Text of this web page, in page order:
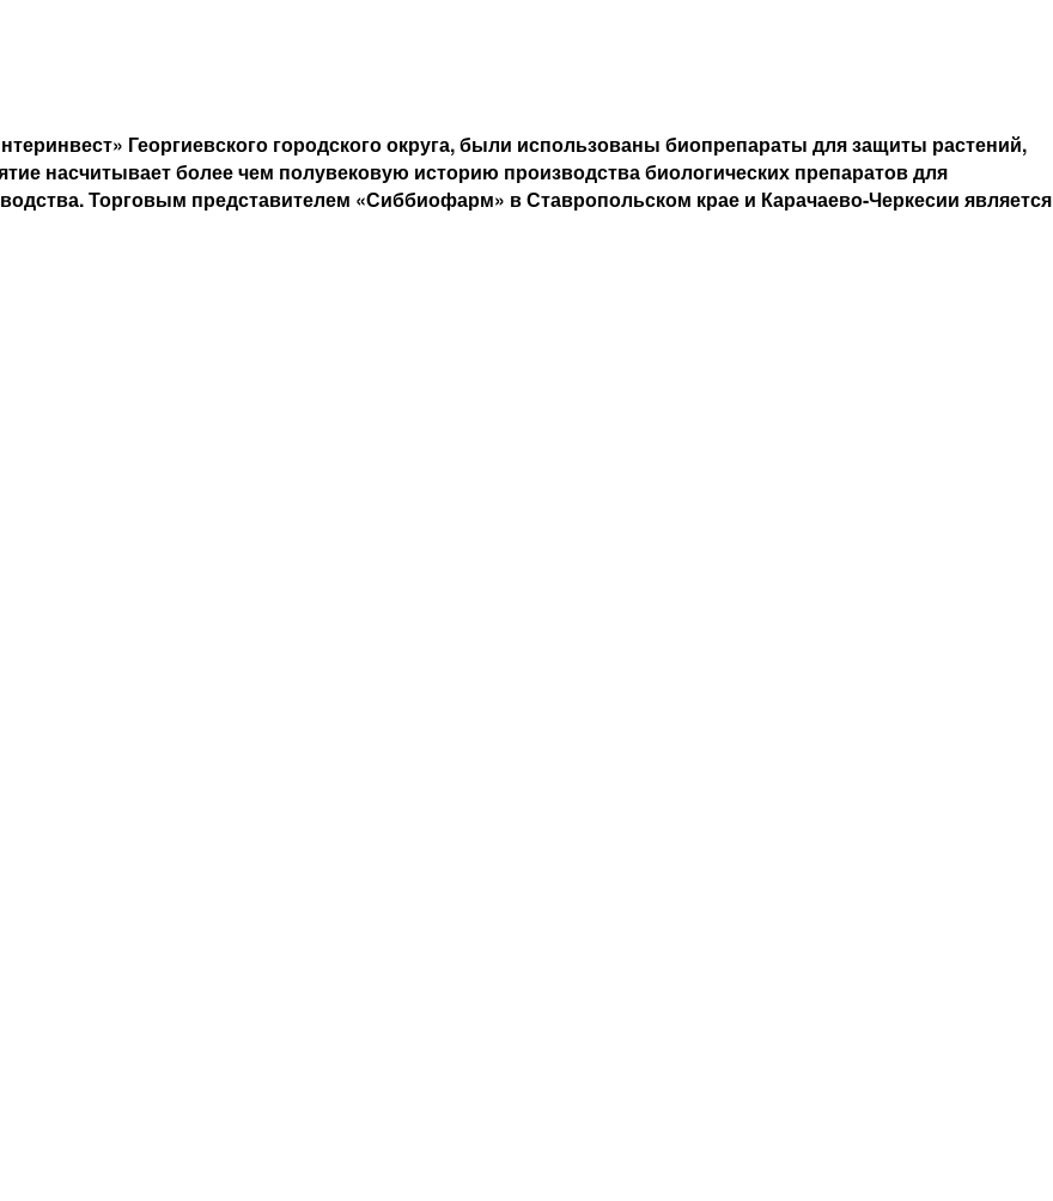
Георгиевского городского округа, были использованы биопрепараты для защиты растений,
насчитывает более чем полувековую историю производства биологических препаратов для
Торговым представителем «Сиббиофарм» в Ставропольском крае и Карачаево-­Черкесии является